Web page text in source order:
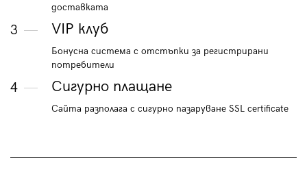
доставката
3 VIP клуб
Бонусна система с отстъпки за регистрирани
потребители
4 Сигурно плащане
Сайта разполага с сигурно пазаруване SSL certificate